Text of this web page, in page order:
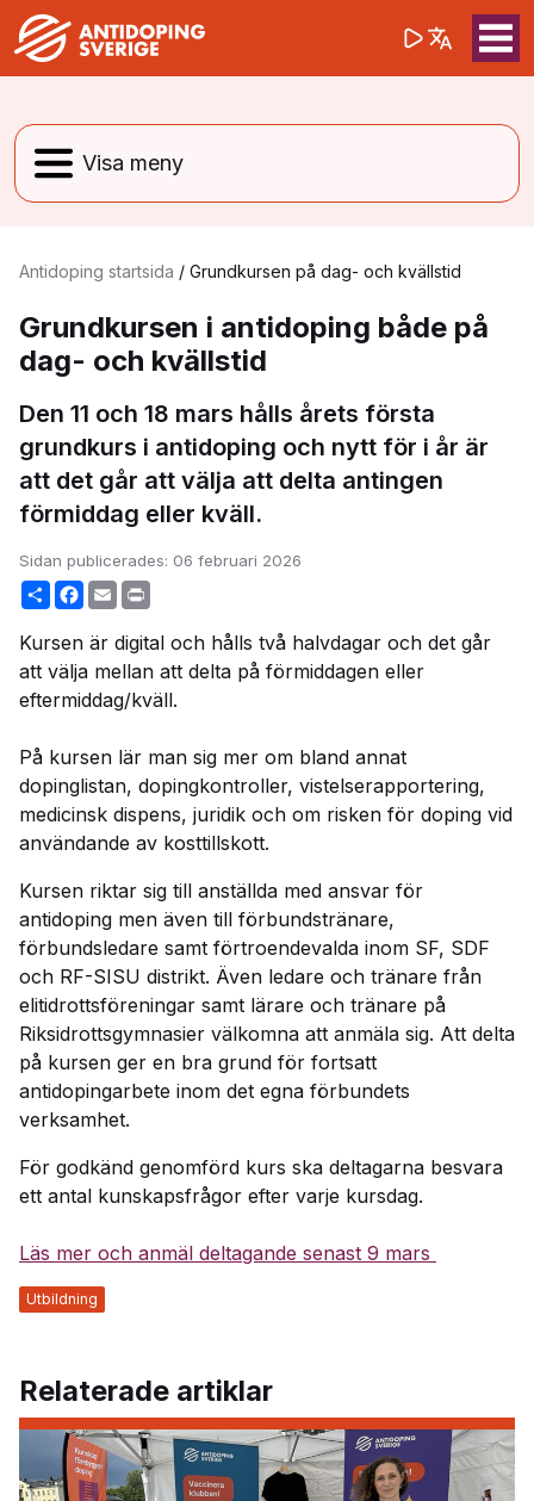
Sök på(opens in a
Antidoping startsida / Grundkursen på dag- och kvällstid
Grundkursen i antidoping både på
dag- och kvällstid
Den 11 och 18 mars hålls årets första
grundkurs i antidoping och nytt för i år är
att det går att välja att delta antingen
förmiddag eller kväll.
Sidan publicerades: 06 februari 2026
ShareFacebook
Email
Kursen är digital och hålls två halvdagar och det går
att välja mellan att delta på förmiddagen eller
eftermiddag/kväll.
På kursen lär man sig mer om bland annat
dopinglistan, dopingkontroller, vistelserapportering,
medicinsk dispens, juridik och om risken för doping vid
användande av kosttillskott.
Kursen riktar sig till anställda med ansvar för
antidoping men även till förbundstränare,
förbundsledare samt förtroendevalda inom SF, SDF
och RF-SISU distrikt. Även ledare och tränare från
elitidrottsföreningar samt lärare och tränare på
Riksidrottsgymnasier välkomna att anmäla sig. Att delta
på kursen ger en bra grund för fortsatt
antidopingarbete inom det egna förbundets
verksamhet.
För godkänd genomförd kurs ska deltagarna besvara
ett antal kunskapsfrågor efter varje kursdag.
Läs mer och anmäl deltagande senast 9 mars
Utbildning
Relaterade artiklar